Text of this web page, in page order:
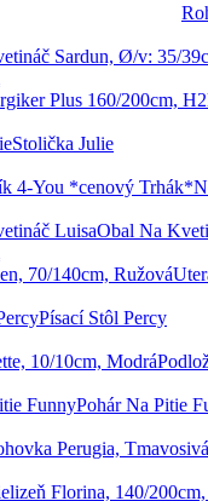
Stolička Julie
Obal Na
Písací Stôl Percy
Pohár Na Pitie